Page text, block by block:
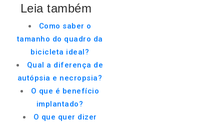
Leia também
Como saber o
tamanho do quadro da
bicicleta ideal?
Qual a diferença de
autópsia e necropsia?
O que é benefício
implantado?
O que quer dizer